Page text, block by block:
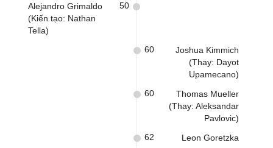
Alejandro Grimaldo
(Kiến tạo: Nathan
Tella)
50
Joshua Kimmich
(Thay: Dayot
Upamecano)
60
Thomas Mueller
(Thay: Aleksandar
Pavlovic)
60
Leon Goretzka
62